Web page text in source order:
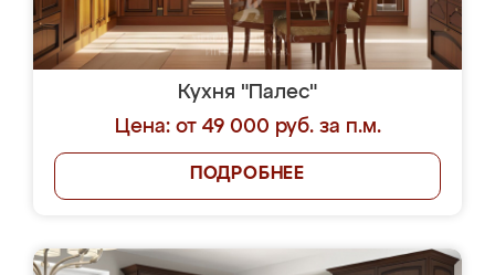
Кухня "Палес"
Цена: от 49 000 руб. за п.м.
ПОДРОБНЕЕ